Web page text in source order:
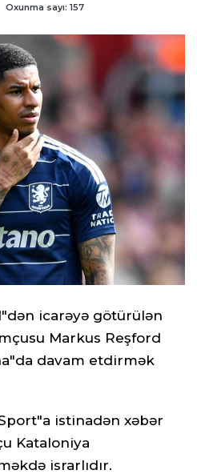
Oxunma sayı: 157
icarəyə götürülən
Markus Reşford
davam etdirmək
istinadən xəbər
Kataloniya
israrlıdır.